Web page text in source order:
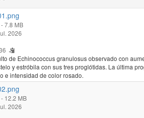
7.8 MB
2026
de Echinococcus granulosus observado con
y estróbila con sus tres proglótidas. La última
e intensidad de color rosado.
12.2 MB
2026